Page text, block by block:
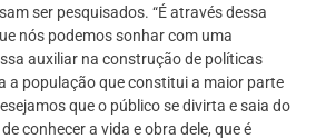
ser pesquisados. “É através dessa
nós podemos sonhar com uma
auxiliar na construção de políticas
a população que constitui a maior parte
que o público se divirta e saia do
conhecer a vida e obra dele, que é